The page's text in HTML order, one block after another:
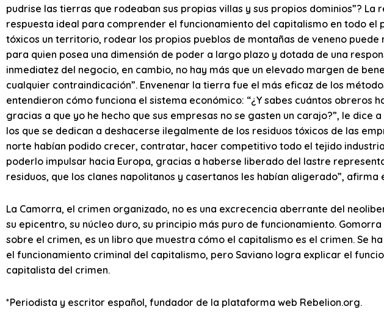
pudrise las tierras que rodeaban sus propias villas y sus propios dominios”? La
respuesta ideal para comprender el funcionamiento del capitalismo en todo el
tóxicos un territorio, rodear los propios pueblos de montañas de veneno
para quien posea una dimensión de poder a largo plazo y dotada de una
inmediatez del negocio, en cambio, no hay más que un elevado margen de
cualquier contraindicación”. Envenenar la tierra fue el más eficaz de los
entendieron cómo funciona el sistema económico: “¿Y sabes cuántos obreros
gracias a que yo he hecho que sus empresas no se gasten un carajo?”, le dice
los que se dedican a deshacerse ilegalmente de los residuos tóxicos de las
norte habían podido crecer, contratar, hacer competitivo todo el tejido
poderlo impulsar hacia Europa, gracias a haberse liberado del lastre
residuos, que los clanes napolitanos y casertanos les habían aligerado”, afirma
La Camorra, el crimen organizado, no es una excrecencia aberrante del
su epicentro, su núcleo duro, su principio más puro de funcionamiento.
sobre el crimen, es un libro que muestra cómo el capitalismo es el crimen. Se
el funcionamiento criminal del capitalismo, pero Saviano logra explicar el
capitalista del crimen.
*Periodista y escritor español, fundador de la plataforma web Rebelion.org.